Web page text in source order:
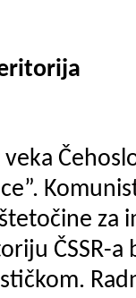
za
ČSSR-a